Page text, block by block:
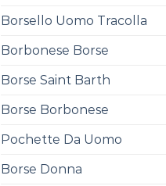
Borsello Uomo Tracolla
Borbonese Borse
Borse Saint Barth
Borse Borbonese
Pochette Da Uomo
Borse Donna